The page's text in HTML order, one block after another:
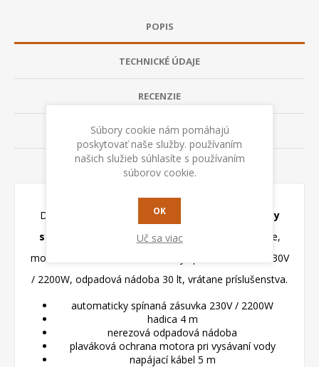
POPIS
TECHNICKÉ ÚDAJE
RECENZIE
KONTAKTUJTE NÁS
RADY A TIPY
Dielenský vysávač FWT 30 XE FASA s
automaticky
spínanou zásuvkou, pre suché a mokré vysávanie,
motor max. 1400 W, automaticky spínaná zásuvka 230V
/ 2200W, odpadová nádoba 30 lt, vrátane príslušenstva.
automaticky spínaná zásuvka 230V / 2200W
hadica 4 m
nerezová odpadová nádoba
plaváková ochrana motora pri vysávaní vody
napájací kábel 5 m
Súbory cookie nám pomáhajú
poskytovať naše služby. používaním
našich služieb súhlasíte s používaním
súborov cookie.
OK
Uč sa viac